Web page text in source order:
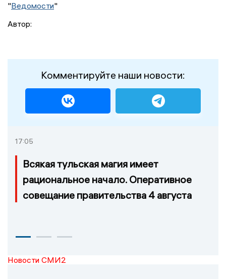
"Ведомости"
Автор:
Комментируйте наши новости:
17:05
Всякая тульская магия имеет
рациональное начало. Оперативное
совещание правительства 4 августа
Новости СМИ2